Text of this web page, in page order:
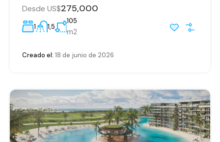
Desde US$275,000
1 1,5
105
m2
Creado el: 18 de junio de 2026